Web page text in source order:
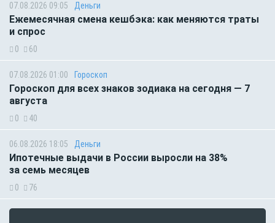
07.08.2026 09:05 Деньги
Ежемесячная смена кешбэка: как меняются траты
и спрос
0 60
07.08.2026 01:00 Гороскоп
Гороскоп для всех знаков зодиака на сегодня — 7
августа
0 40
06.08.2026 18:05 Деньги
Ипотечные выдачи в России выросли на 38%
за семь месяцев
0 76